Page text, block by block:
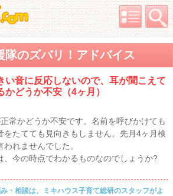
隊のズバリ！アドバイス
い音に反応しないので、耳が聞こえて
かどうか不安（4ヶ月）
常かどうか不安です。名前を呼びかけても
をたてても見向きもしません。先月4ヶ月検
れませんでした。
、今の時点でわかるものなのでしょうか?
・相談は、ミキハウス子育て総研のスタッフがよ